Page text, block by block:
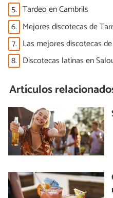
5. Tardeo en Cambrils
6. Mejores discotecas de
7. Las mejores discotecas
8. Discotecas latinas en
Artículos